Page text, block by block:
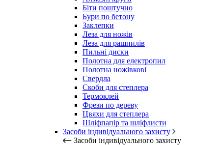
Біти поштучно
Бури по бетону
Заклепки
Леза для ножів
Леза для рашпилів
Пильні диски
Полотна для електропил
Полотна ножівкові
Свердла
Скоби для степлера
Термоклей
Фрези по дереву
Цвяхи для степлера
Шліфпапір та шліфлисти
Засоби індивідуального захисту
Засоби індивідуального захисту